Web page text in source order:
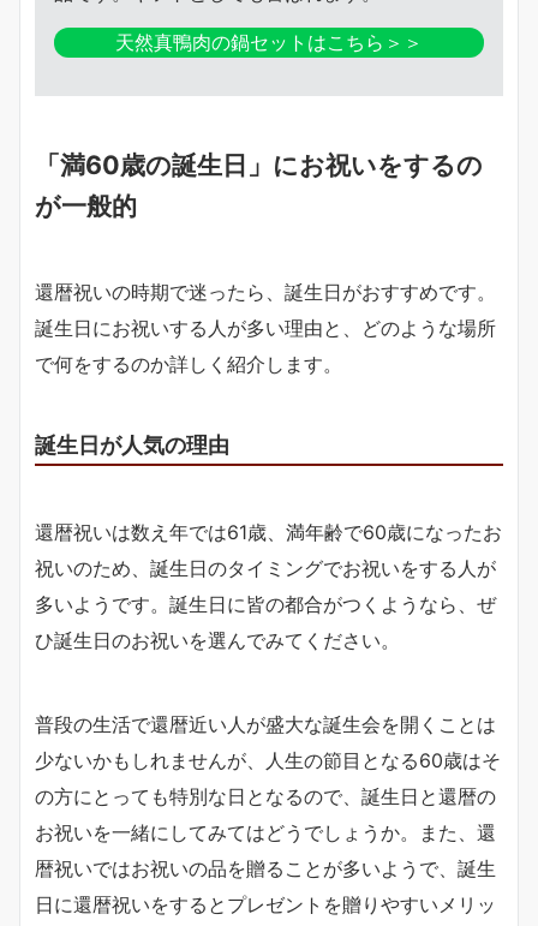
天然真鴨肉の鍋セットはこちら＞＞
「満60歳の誕生日」にお祝いをするの
が一般的
還暦祝いの時期で迷ったら、誕生日がおすすめです。
誕生日にお祝いする人が多い理由と、どのような場所
で何をするのか詳しく紹介します。
誕生日が人気の理由
還暦祝いは数え年では61歳、満年齢で60歳になったお
祝いのため、誕生日のタイミングでお祝いをする人が
多いようです。誕生日に皆の都合がつくようなら、ぜ
ひ誕生日のお祝いを選んでみてください。
普段の生活で還暦近い人が盛大な誕生会を開くことは
少ないかもしれませんが、人生の節目となる60歳はそ
の方にとっても特別な日となるので、誕生日と還暦の
お祝いを一緒にしてみてはどうでしょうか。また、還
暦祝いではお祝いの品を贈ることが多いようで、誕生
日に還暦祝いをするとプレゼントを贈りやすいメリッ